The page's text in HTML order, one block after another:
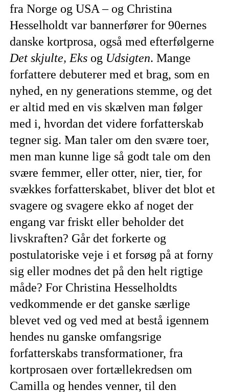
fra Norge og USA – og Christina
Hesselholdt var bannerfører for 90ernes
danske kortprosa, også med efterfølgerne
Det skjulte, Eks og Udsigten. Mange
forfattere debuterer med et brag, som en
nyhed, en ny generations stemme, og det
er altid med en vis skælven man følger
med i, hvordan det videre forfatterskab
tegner sig. Man taler om den svære toer,
men man kunne lige så godt tale om den
svære femmer, eller otter, nier, tier, for
svækkes forfatterskabet, bliver det blot et
svagere og svagere ekko af noget der
engang var friskt eller beholder det
livskraften? Går det forkerte og
postulatoriske veje i et forsøg på at forny
sig eller modnes det på den helt rigtige
måde? For Christina Hesselholdts
vedkommende er det ganske særlige
blevet ved og ved med at bestå igennem
hendes nu ganske omfangsrige
forfatterskabs transformationer, fra
kortprosaen over fortællekredsen om
Camilla og hendes venner, til den